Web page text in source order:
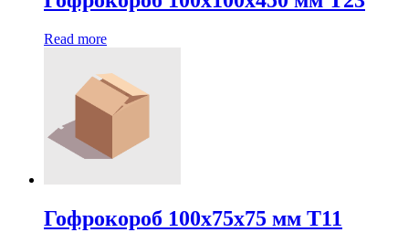
Read more
Гофрокороб 100х75х75 мм Т11